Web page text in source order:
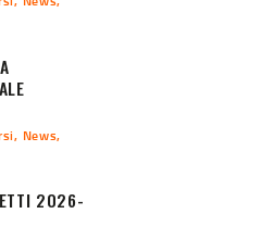
, News,
2026-